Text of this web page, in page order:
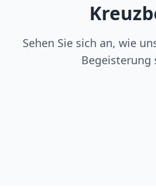
Sehen Sie sich an, wie
Begeisterung